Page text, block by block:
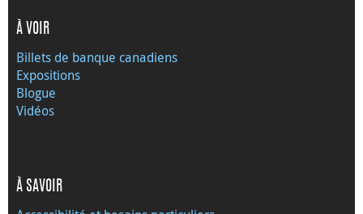
À VOIR
Billets de banque canadiens
Expositions
Blogue
Vidéos
À SAVOIR